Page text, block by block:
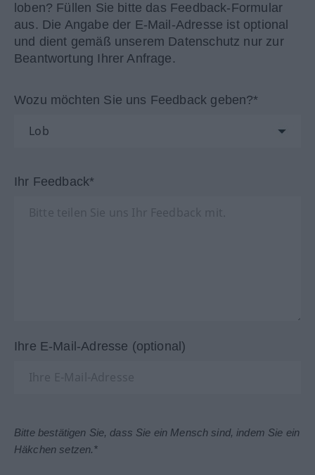
loben? Füllen Sie bitte das Feedback-Formular
aus. Die Angabe der E-Mail-Adresse ist optional
und dient gemäß unserem Datenschutz nur zur
Beantwortung Ihrer Anfrage.
Wozu möchten Sie uns Feedback geben?*
Ihr Feedback*
Ihre E-Mail-Adresse (optional)
Bitte bestätigen Sie, dass Sie ein Mensch sind, indem Sie ein
Häkchen setzen.*